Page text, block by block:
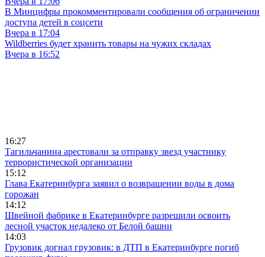
В Минцифры прокомментировали сообщения об ограничении
доступа детей в соцсети
Вчера в 17:04
Wildberries будет хранить товары на чужих складах
Вчера в 16:52
16:27
Тагильчанина арестовали за отправку звезд участнику
террористической организации
15:12
Глава Екатеринбурга заявил о возвращении воды в дома
горожан
14:12
Швейной фабрике в Екатеринбурге разрешили освоить
лесной участок недалеко от Белой башни
14:03
Грузовик догнал грузовик: в ДТП в Екатеринбурге погиб